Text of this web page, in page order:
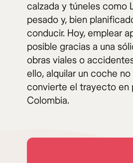
calzada y túneles como
pesado y, bien
conducir. Hoy, emplear
posible gracias a una
obras viales o
ello, alquilar un coche
convierte el trayecto en
Colombia.